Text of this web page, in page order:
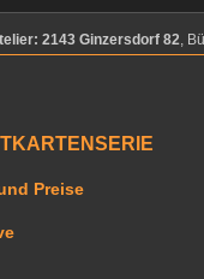
2143 Ginzersdorf 82,
Preise